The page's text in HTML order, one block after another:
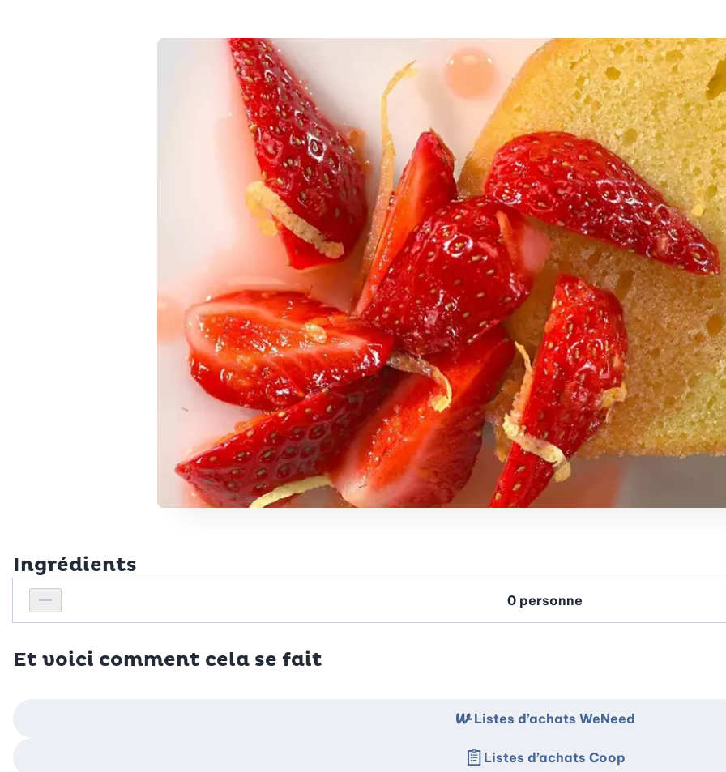
Ingrédients
Réduire le nombre de personnes
Personnes
Et voici comment cela se fait
Listes d’achats WeNeed
Listes d’achats Coop